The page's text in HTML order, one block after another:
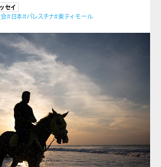
セイ
#日本#パレスチナ#東ティモール